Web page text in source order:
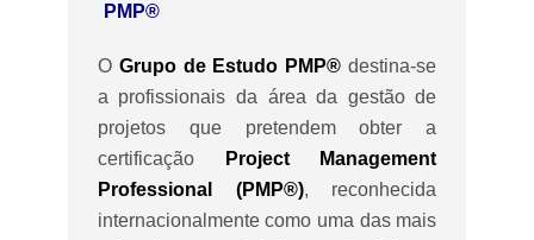
PMP®
O Grupo de Estudo PMP® destina-se
a profissionais da área da gestão de
projetos que pretendem obter a
certificação
Project Management
Professional (PMP®), reconhecida
internacionalmente como uma das mais